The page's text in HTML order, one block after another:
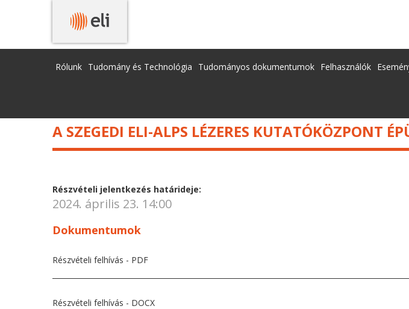
Rólunk Tudomány és Technológia Tudományos dokumentumok Felhasználók
A SZEGEDI ELI-ALPS LÉZERES KUTATÓKÖZPONT
Részvételi jelentkezés határideje:
2024. április 23. 14:00
Dokumentumok
Részvételi felhívás - PDF
Részvételi felhívás - DOCX